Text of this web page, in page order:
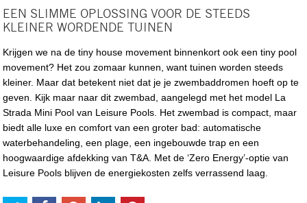
EEN SLIMME OPLOSSING VOOR DE STEEDS
KLEINER WORDENDE TUINEN
Krijgen we na de tiny house movement binnenkort ook een tiny pool
movement? Het zou zomaar kunnen, want tuinen worden steeds
kleiner. Maar dat betekent niet dat je je zwembaddromen hoeft op te
geven. Kijk maar naar dit zwembad, aangelegd met het model La
Strada Mini Pool van Leisure Pools. Het zwembad is compact, maar
biedt alle luxe en comfort van een groter bad: automatische
waterbehandeling, een plage, een ingebouwde trap en een
hoogwaardige afdekking van T&A. Met de ‘Zero Energy’-optie van
Leisure Pools blijven de energiekosten zelfs verrassend laag.